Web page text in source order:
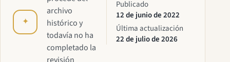
✦
archivo
histórico y
todavía no ha
completado la
Publicado
12 de junio de 2022
Última actualización
22 de julio de 2026